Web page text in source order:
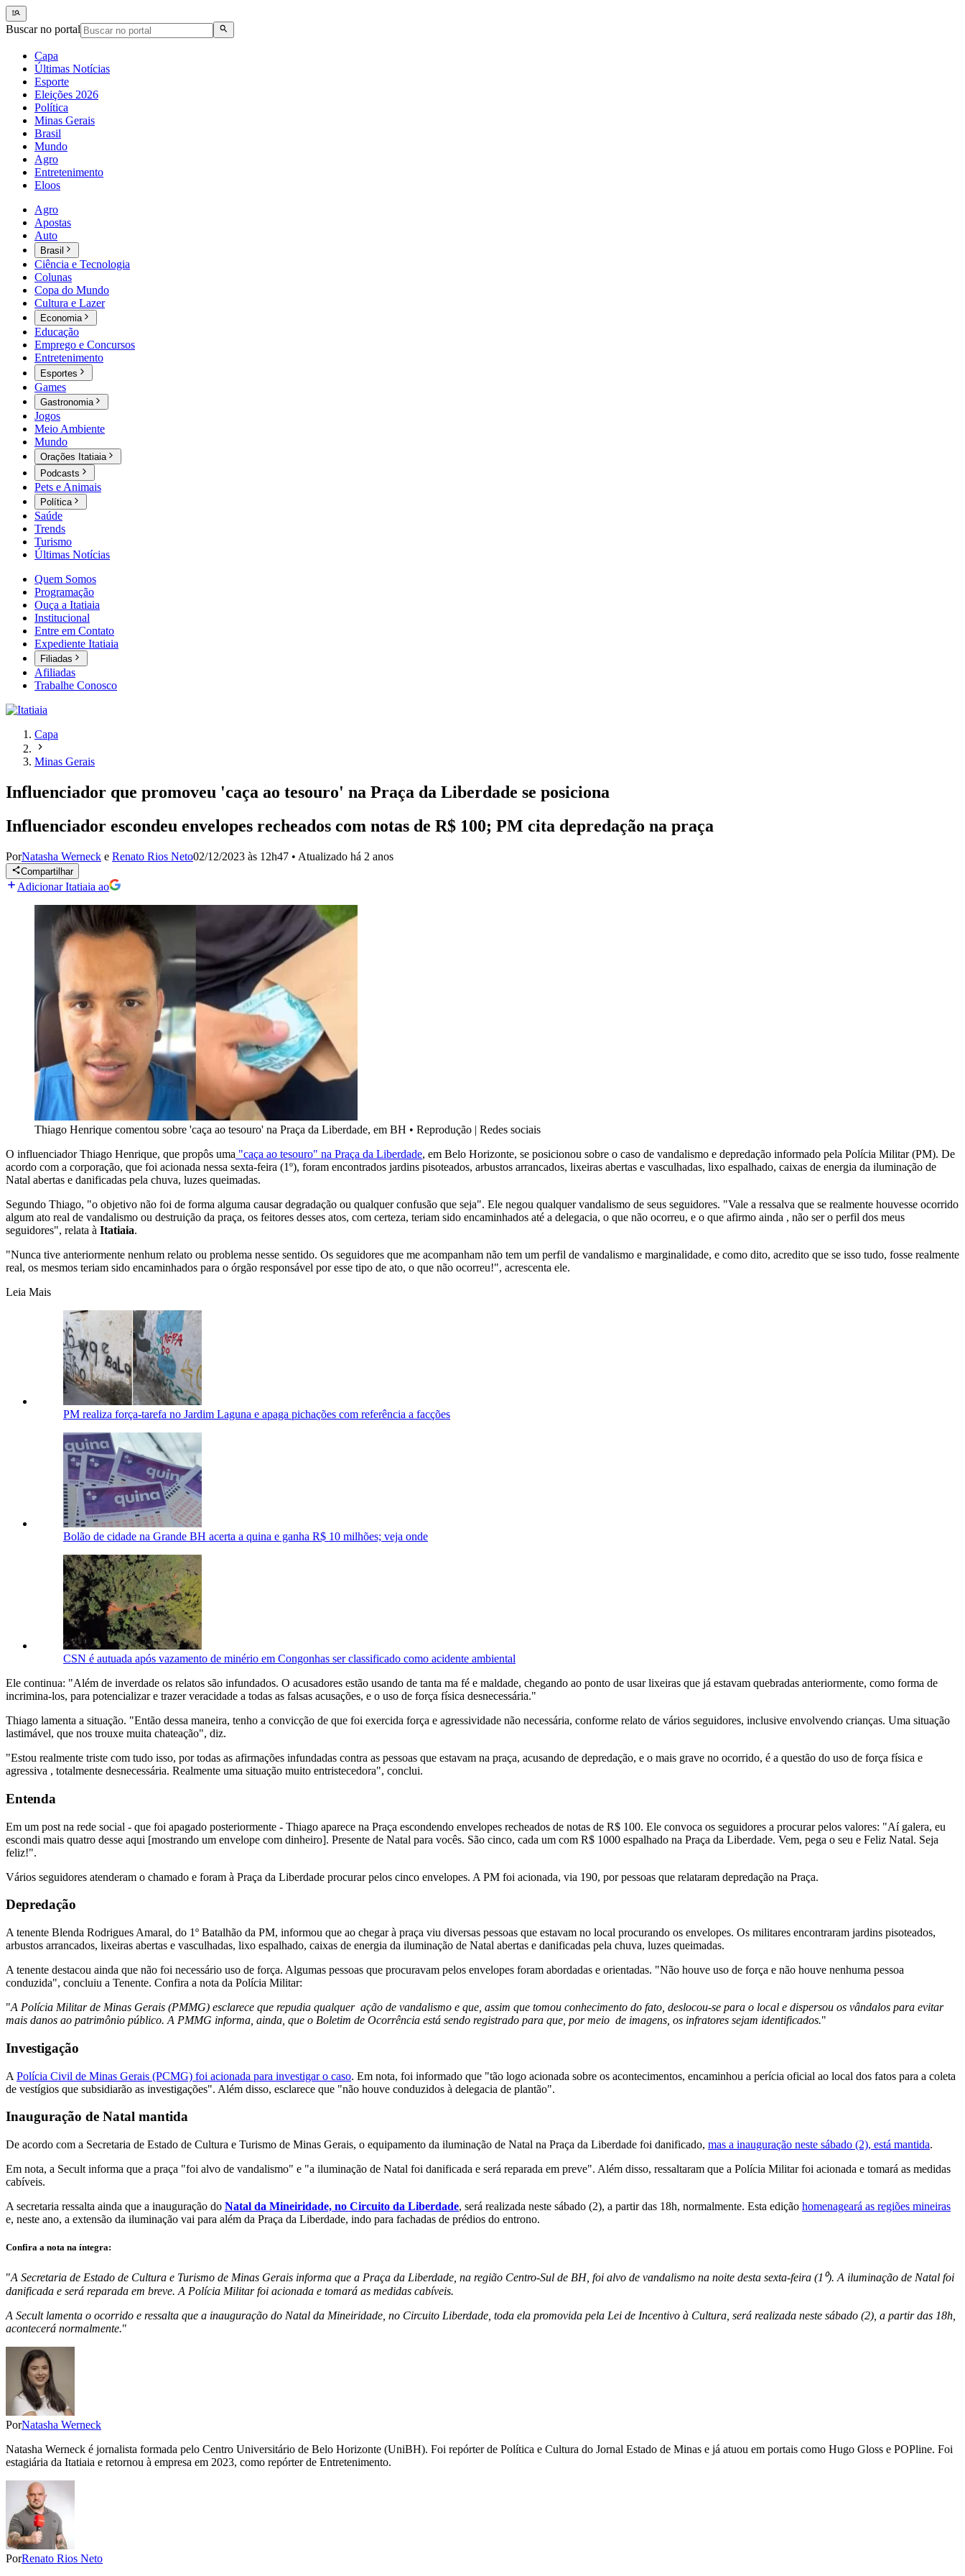
Buscar no portal
Capa
Últimas Notícias
Esporte
Eleições 2026
Política
Minas Gerais
Brasil
Mundo
Agro
Entretenimento
Eloos
Agro
Apostas
Auto
Brasil
Ciência e Tecnologia
Colunas
Copa do Mundo
Cultura e Lazer
Economia
Educação
Emprego e Concursos
Entretenimento
Esportes
Games
Gastronomia
Jogos
Meio Ambiente
Mundo
Orações Itatiaia
Podcasts
Pets e Animais
Política
Saúde
Trends
Turismo
Últimas Notícias
Quem Somos
Programação
Ouça a Itatiaia
Institucional
Entre em Contato
Expediente Itatiaia
Filiadas
Afiliadas
Trabalhe Conosco
Capa
Minas Gerais
Influenciador que promoveu 'caça ao tesouro' na Praça da Liberdade se posiciona
Influenciador escondeu envelopes recheados com notas de R$ 100; PM cita depredação na praça
PorNatasha Werneck e Renato Rios Neto02/12/2023 às 12h47 • Atualizado há 2 anos
Compartilhar
Adicionar Itatiaia ao
Thiago Henrique comentou sobre 'caça ao tesouro' na Praça da Liberdade, em BH • Reprodução | Redes sociais
O influenciador Thiago Henrique, que propôs uma "caça ao tesouro" na Praça da Liberdade, em Belo Horizonte, se posicionou sobre o caso de vandalismo e depredação informado pela Polícia Militar (PM). De
acordo com a corporação, que foi acionada nessa sexta-feira (1º), foram encontrados jardins pisoteados, arbustos arrancados, lixeiras abertas e vasculhadas, lixo espalhado, caixas de energia da iluminação de
Natal abertas e danificadas pela chuva, luzes queimadas.
Segundo Thiago, "o objetivo não foi de forma alguma causar degradação ou qualquer confusão que seja". Ele negou qualquer vandalismo de seus seguidores. "Vale a ressalva que se realmente houvesse ocorrido
algum ato real de vandalismo ou destruição da praça, os feitores desses atos, com certeza, teriam sido encaminhados até a delegacia, o que não ocorreu, e o que afirmo ainda , não ser o perfil dos meus
seguidores", relata à Itatiaia.
"Nunca tive anteriormente nenhum relato ou problema nesse sentido. Os seguidores que me acompanham não tem um perfil de vandalismo e marginalidade, e como dito, acredito que se isso tudo, fosse realmente
real, os mesmos teriam sido encaminhados para o órgão responsável por esse tipo de ato, o que não ocorreu!", acrescenta ele.
Leia Mais
PM realiza força-tarefa no Jardim Laguna e apaga pichações com referência a facções
Bolão de cidade na Grande BH acerta a quina e ganha R$ 10 milhões; veja onde
CSN é autuada após vazamento de minério em Congonhas ser classificado como acidente ambiental
Ele continua: "Além de inverdade os relatos são infundados. O acusadores estão usando de tanta ma fé e maldade, chegando ao ponto de usar lixeiras que já estavam quebradas anteriormente, como forma de
incrimina-los, para potencializar e trazer veracidade a todas as falsas acusações, e o uso de força física desnecessária."
Thiago lamenta a situação. "Então dessa maneira, tenho a convicção de que foi exercida força e agressividade não necessária, conforme relato de vários seguidores, inclusive envolvendo crianças. Uma situação
lastimável, que nos trouxe muita chateação", diz.
"Estou realmente triste com tudo isso, por todas as afirmações infundadas contra as pessoas que estavam na praça, acusando de depredação, e o mais grave no ocorrido, é a questão do uso de força física e
agressiva , totalmente desnecessária. Realmente uma situação muito entristecedora", conclui.
Entenda
Em um post na rede social - que foi apagado posteriormente - Thiago aparece na Praça escondendo envelopes recheados de notas de R$ 100. Ele convoca os seguidores a procurar pelos valores: "Aí galera, eu
escondi mais quatro desse aqui [mostrando um envelope com dinheiro]. Presente de Natal para vocês. São cinco, cada um com R$ 1000 espalhado na Praça da Liberdade. Vem, pega o seu e Feliz Natal. Seja
feliz!".
Vários seguidores atenderam o chamado e foram à Praça da Liberdade procurar pelos cinco envelopes. A PM foi acionada, via 190, por pessoas que relataram depredação na Praça.
Depredação
A tenente Blenda Rodrigues Amaral, do 1º Batalhão da PM, informou que ao chegar à praça viu diversas pessoas que estavam no local procurando os envelopes. Os militares encontraram jardins pisoteados,
arbustos arrancados, lixeiras abertas e vasculhadas, lixo espalhado, caixas de energia da iluminação de Natal abertas e danificadas pela chuva, luzes queimadas.
A tenente destacou ainda que não foi necessário uso de força. Algumas pessoas que procuravam pelos envelopes foram abordadas e orientadas. "Não houve uso de força e não houve nenhuma pessoa
conduzida", concluiu a Tenente. Confira a nota da Polícia Militar:
"A Polícia Militar de Minas Gerais (PMMG) esclarece que repudia qualquer ação de vandalismo e que, assim que tomou conhecimento do fato, deslocou-se para o local e dispersou os vândalos para evitar
mais danos ao patrimônio público. A PMMG informa, ainda, que o Boletim de Ocorrência está sendo registrado para que, por meio de imagens, os infratores sejam identificados."
Investigação
A Polícia Civil de Minas Gerais (PCMG) foi acionada para investigar o caso. Em nota, foi informado que "tão logo acionada sobre os acontecimentos, encaminhou a perícia oficial ao local dos fatos para a coleta
de vestígios que subsidiarão as investigações". Além disso, esclarece que "não houve conduzidos à delegacia de plantão".
Inauguração de Natal mantida
De acordo com a Secretaria de Estado de Cultura e Turismo de Minas Gerais, o equipamento da iluminação de Natal na Praça da Liberdade foi danificado, mas a inauguração neste sábado (2), está mantida.
Em nota, a Secult informa que a praça "foi alvo de vandalismo" e "a iluminação de Natal foi danificada e será reparada em preve". Além disso, ressaltaram que a Polícia Militar foi acionada e tomará as medidas
cabíveis.
A secretaria ressalta ainda que a inauguração do Natal da Mineiridade, no Circuito da Liberdade, será realizada neste sábado (2), a partir das 18h, normalmente. Esta edição homenageará as regiões mineiras
e, neste ano, a extensão da iluminação vai para além da Praça da Liberdade, indo para fachadas de prédios do entrono.
Confira a nota na íntegra:
"A Secretaria de Estado de Cultura e Turismo de Minas Gerais informa que a Praça da Liberdade, na região Centro-Sul de BH, foi alvo de vandalismo na noite desta sexta-feira (1⁰). A iluminação de Natal foi
danificada e será reparada em breve. A Polícia Militar foi acionada e tomará as medidas cabíveis.
A Secult lamenta o ocorrido e ressalta que a inauguração do Natal da Mineiridade, no Circuito Liberdade, toda ela promovida pela Lei de Incentivo à Cultura, será realizada neste sábado (2), a partir das 18h,
acontecerá normalmente."
PorNatasha Werneck
Natasha Werneck é jornalista formada pelo Centro Universitário de Belo Horizonte (UniBH). Foi repórter de Política e Cultura do Jornal Estado de Minas e já atuou em portais como Hugo Gloss e POPline. Foi
estagiária da Itatiaia e retornou à empresa em 2023, como repórter de Entretenimento.
PorRenato Rios Neto